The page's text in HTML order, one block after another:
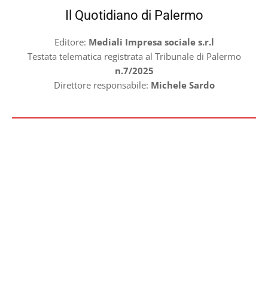
Il Quotidiano di Palermo
Editore: Mediali Impresa sociale s.r.l
Testata telematica registrata al Tribunale di Palermo
n.7/2025
Direttore responsabile: Michele Sardo